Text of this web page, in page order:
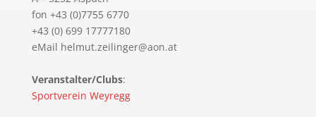
fon +43 (0)7755 6770
+43 (0) 699 17777180
eMail helmut.zeilinger@aon.at
Veranstalter/Clubs:
Sportverein Weyregg